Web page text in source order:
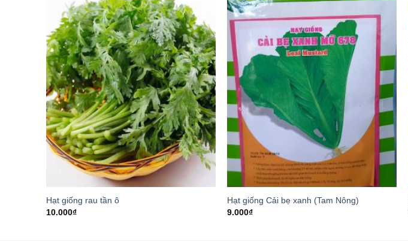
Hạt giống rau tần ô
10.000₫
Hạt giống Cải bẹ xanh (Tam Nông)
9.000₫